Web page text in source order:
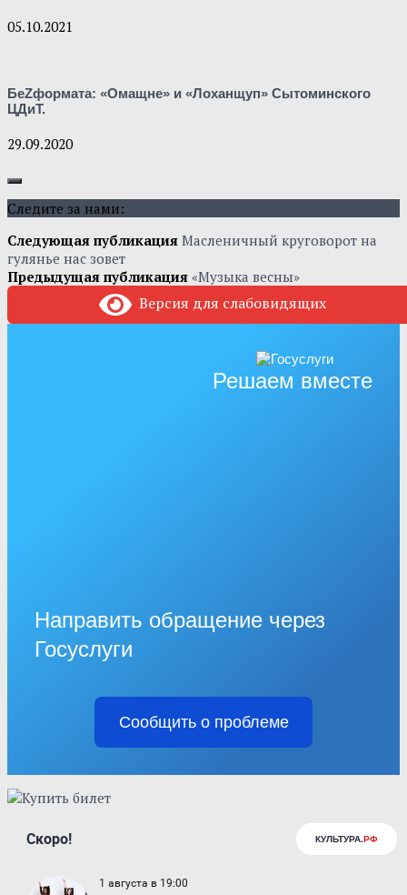
05.10.2021
БеZформата: «Омащне» и «Лоханщуп» Сытоминского
ЦДиТ.
29.09.2020
Следите за нами:
Следующая публикация Масленичный круговорот на
гулянье нас зовет
Предыдущая публикация «Музыка весны»
Версия для слабовидящих
Решаем вместе
Направить обращение через
Госуслуги
Сообщить о проблеме